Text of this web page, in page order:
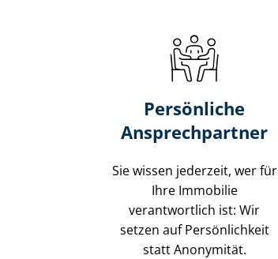
Persönliche
Ansprechpartner
Sie wissen jederzeit, wer für
Ihre Immobilie
verantwortlich ist: Wir
setzen auf Persönlichkeit
statt Anonymität.